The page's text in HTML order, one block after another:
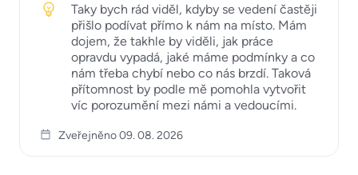
Taky bych rád viděl, kdyby se vedení častěji
přišlo podívat přímo k nám na místo. Mám
dojem, že takhle by viděli, jak práce
opravdu vypadá, jaké máme podmínky a co
nám třeba chybí nebo co nás brzdí. Taková
přítomnost by podle mě pomohla vytvořit
víc porozumění mezi námi a vedoucími.
Zveřejněno 09. 08. 2026